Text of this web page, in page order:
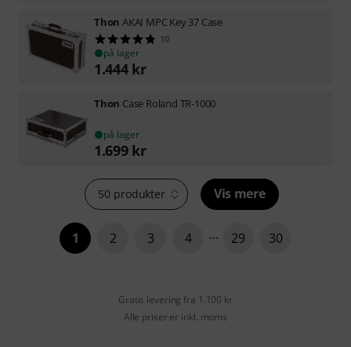
Thon AKAI MPC Key 37 Case
10
på lager
1.444 kr
Thon Case Roland TR-1000
på lager
1.699 kr
50 produkter Vis mere
1 2 3 4 29 30
Gratis levering fra 1.100 kr
Alle priser er inkl. moms